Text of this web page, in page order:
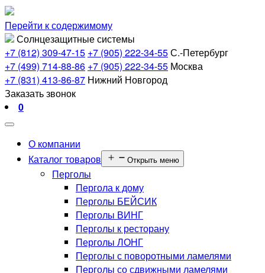
Перейти к содержимому
Солнцезащитные системы
+7 (812) 309-47-15 +7 (905) 222-34-55С.-Петербург
+7 (499) 714-88-86 +7 (905) 222-34-55 Москва
+7 (831) 413-86-87 Нижний Новгород
Заказать звонок
0
О компании
Каталог товаров
Открыть меню
Перголы
Пергола к дому
Перголы БЕЙСИК
Перголы ВИНГ
Перголы к ресторану
Перголы ЛОНГ
Перголы с поворотными ламелями
Перголы со сдвижными ламелями